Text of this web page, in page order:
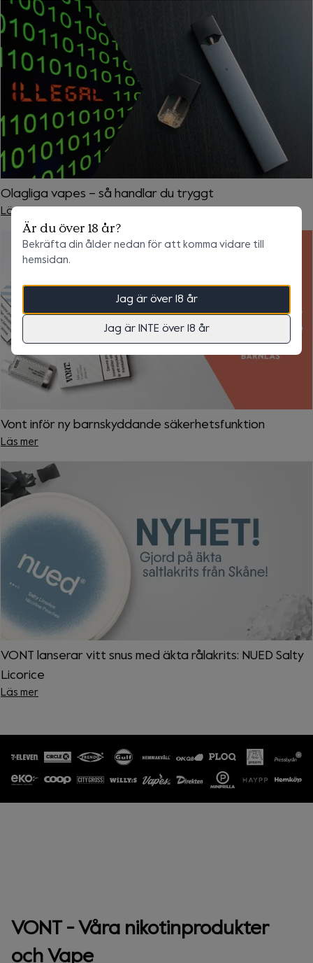
Är du över 18 år?
Bekräfta din ålder nedan för att komma vidare till
hemsidan.
Jag är över 18 år
Jag är INTE över 18 år
Totalt 0 kr
Olagliga vapes – så handlar du tryggt
Läs mer
Vont inför ny barnskyddande säkerhetsfunktion
Läs mer
VONT lanserar vitt snus med äkta rålakrits: NUED Salty
Licorice
Läs mer
VONT - Våra nikotinprodukter
och Vape